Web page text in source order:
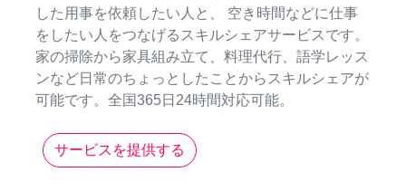
した用事を依頼したい人と、 空き時間などに仕事
をしたい人をつなげるスキルシェアサービスです。
家の掃除から家具組み立て、料理代行、語学レッス
ンなど日常のちょっとしたことからスキルシェアが
可能です。全国365日24時間対応可能。
サービスを提供する